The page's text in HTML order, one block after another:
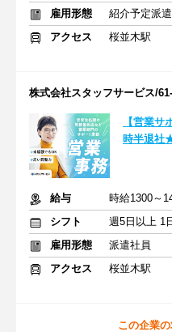
雇用形態
紹介予定派遣
アクセス
桜並木駅
株式会社スタッフサービス/
【営業
時半退社
給与
時給1300～
シフト
週5日以上 1
雇用形態
派遣社員
アクセス
桜並木駅
この企業